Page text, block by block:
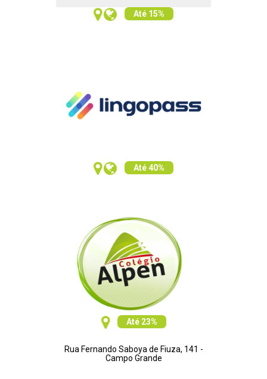
Até 15%
Até 40%
Até 23%
Rua Fernando Saboya de Fiuza, 141 -
Campo Grande